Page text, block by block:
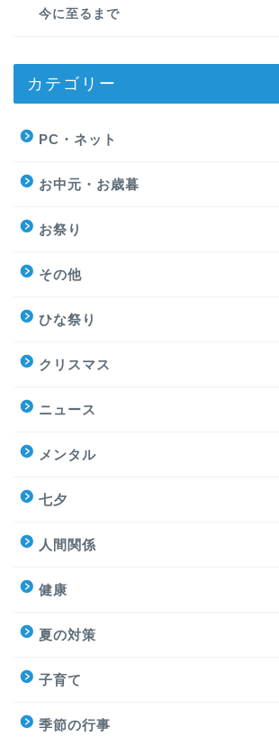
今に至るまで
カテゴリー
PC・ネット
お中元・お歳暮
お祭り
その他
ひな祭り
クリスマス
ニュース
メンタル
七夕
人間関係
健康
夏の対策
子育て
季節の行事